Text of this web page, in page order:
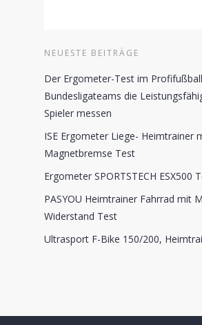
NEUESTE BEITRÄGE
Der Ergometer-Test im
Bundesligateams die
Spieler messen
ISE Ergometer Liege- Heimtrainer
Magnetbremse Test
Ergometer SPORTSTECH ESX500
PASYOU Heimtrainer Fahrrad mit
Widerstand Test
Ultrasport F-Bike 150/200,